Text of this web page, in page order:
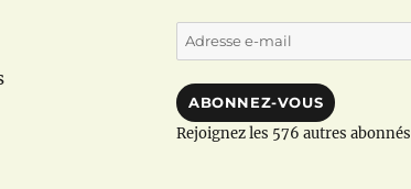
Adresse
e-
ABONNEZ-VOUS
Rejoignez les 576 autres abonnés